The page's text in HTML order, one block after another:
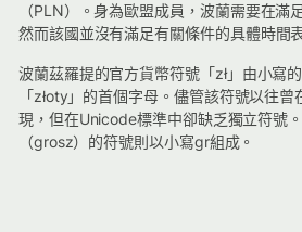
（PLN）。身為歐盟成員，波蘭需要在滿
然而該國並沒有滿足有關條件的具體時間
波蘭茲羅提的官方貨幣符號「zł」由小寫
「złoty」的首個字母。儘管該符號以往
現，但在Unicode標準中卻缺乏獨立符號
（grosz）的符號則以小寫gr組成。